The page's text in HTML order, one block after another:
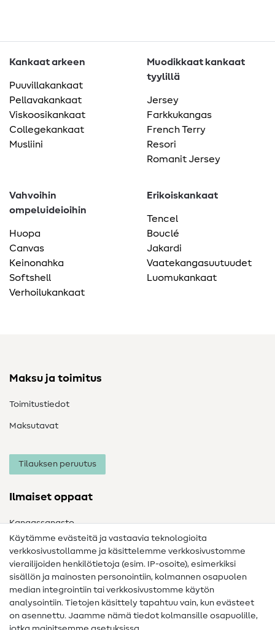
Kankaat arkeen
Puuvillakankaat
Pellavakankaat
Viskoosikankaat
Collegekankaat
Musliini
Muodikkaat kankaat
tyylillä
Jersey
Farkkukangas
French Terry
Resori
Romanit Jersey
Vahvoihin
ompeluideioihin
Huopa
Canvas
Keinonahka
Softshell
Verhoilukankaat
Erikoiskankaat
Tencel
Bouclé
Jakardi
Vaatekangasuutuudet
Luomukankaat
Maksu ja toimitus
Toimitustiedot
Maksutavat
Tilauksen peruutus
Ilmaiset oppaat
Kangassanasto
Ompelusanasto
Ompeluohjeet
Apua ja yhteystiedot
Yhteystiedot
Käytämme evästeitä ja vastaavia teknologioita
verkkosivustollamme ja käsittelemme verkkosivustomme
vierailijoiden henkilötietoja (esim. IP-osoite), esimerkiksi
sisällön ja mainosten personointiin, kolmannen osapuolen
median integrointiin tai verkkosivustomme käytön
analysointiin. Tietojen käsittely tapahtuu vain, kun evästeet
on asennettu. Jaamme nämä tiedot kolmansille osapuolille,